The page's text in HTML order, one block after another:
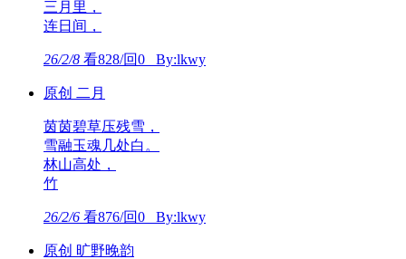
三月里，
连日间，
26/2/8 看828/回0 By:lkwy
原创 二月
茵茵碧草压残雪，
雪融玉魂几处白。
林山高处，
竹
26/2/6 看876/回0 By:lkwy
原创 旷野晚韵